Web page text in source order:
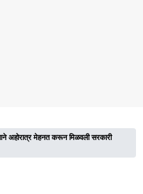
अहोरात्र मेहनत करून मिळवली सरकारी